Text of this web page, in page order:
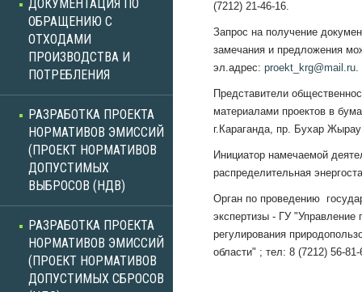
ДОКУМЕНТАЦИЯ ПО
ОБРАЩЕНИЮ С
ОТХОДАМИ
ПРОИЗВОДСТВА И
ПОТРЕБЛЕНИЯ
РАЗРАБОТКА ПРОЕКТА
НОРМАТИВОВ ЭМИССИЙ
(ПРОЕКТ НОРМАТИВОВ
ДОПУСТИМЫХ
ВЫБРОСОВ (НДВ)
РАЗРАБОТКА ПРОЕКТА
НОРМАТИВОВ ЭМИССИЙ
(ПРОЕКТ НОРМАТИВОВ
ДОПУСТИМЫХ СБРОСОВ
(7212) 21-46-16.
Запрос на получение
замечания и предложения
эл.адрес: proekt_krg@mail.ru.
Представители
материалами проектов в
г.Караганда, пр. Бухар
Инициатор намечаемой
распределительная
Орган по проведению
экспертизы - ГУ "Управление
регулирования
области" ; тел: 8 (7212) 56-81-